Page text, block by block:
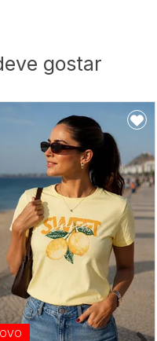
gostar